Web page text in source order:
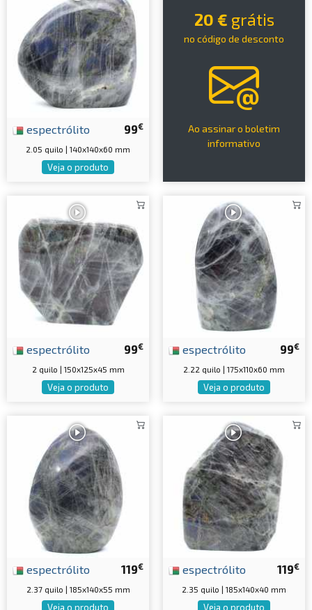
99€
espectrólito
2.05 quilo | 140x140x60 mm
Veja o produto
20 € grátis
no código de desconto
Ao assinar o boletim
informativo
99€
espectrólito
2 quilo | 150x125x45 mm
Veja o produto
99€
espectrólito
2.22 quilo | 175x110x60 mm
Veja o produto
119€
espectrólito
2.37 quilo | 185x140x55 mm
Veja o produto
119€
espectrólito
2.35 quilo | 185x140x40 mm
Veja o produto